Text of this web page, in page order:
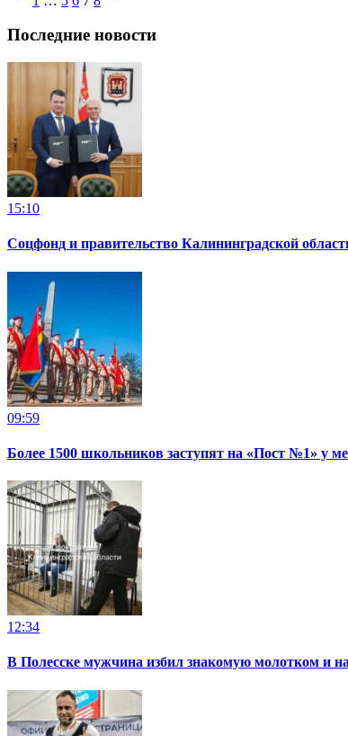
Последние новости
15:10
Соцфонд и правительство Калининградской
09:59
Более 1500 школьников заступят на «Пост №1» у
12:34
В Полесске мужчина избил знакомую молотком и